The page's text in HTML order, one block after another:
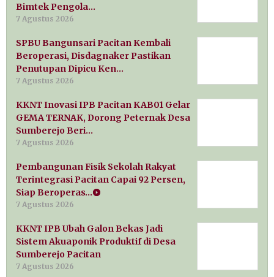
Bimtek Pengola…
7 Agustus 2026
SPBU Bangunsari Pacitan Kembali
Beroperasi, Disdagnaker Pastikan
Penutupan Dipicu Ken…
7 Agustus 2026
KKNT Inovasi IPB Pacitan KAB01 Gelar
GEMA TERNAK, Dorong Peternak Desa
Sumberejo Beri…
7 Agustus 2026
Pembangunan Fisik Sekolah Rakyat
Terintegrasi Pacitan Capai 92 Persen,
Siap Beroperas…
7 Agustus 2026
KKNT IPB Ubah Galon Bekas Jadi
Sistem Akuaponik Produktif di Desa
Sumberejo Pacitan
7 Agustus 2026